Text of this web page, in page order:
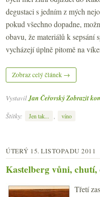
degustaci s jedním z mých
pokud všechno dopadne,
obavu, že materiálů k sepsání
vycházejí úplně pitomě na
Zobraz celý článek →
VystavilJan ČeřovskýZobrazit
Štítky:
Jen tak... víno
ÚTERÝ 15. LISTOPADU 2011
Kastelberg vůni,
Třetí